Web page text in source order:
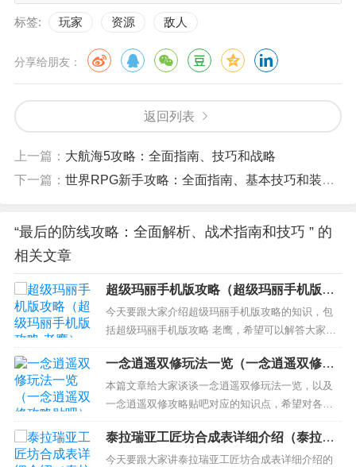
标签: 玩家 资源 敌人
分享给朋友：
返回列表
上一篇： 大航海5攻略：全面指南、技巧和战略
下一篇： 世界RPG新手攻略：全面指南、基本技巧和装备选择
“最后的防线攻略：全面解析、战术指南和技巧 ” 的
相关文章
超级玛丽手机版攻略（超级玛丽手机版攻
略 老鹰）
今天要跟大家介绍超级玛丽手机版攻略的知识，包
括超级玛丽手机版攻略 老鹰，希望可以解答大家现
在的问题！本文目录一览： 1、超级玛丽怎么玩?超
级马里奥关卡攻略 2、超级玛丽的4-4迷宫怎么过？
3、超级玛丽攻略_经典超级玛丽1-4关通关攻略 超级
玛丽怎么玩?超级马里奥关卡攻略 超级玛丽详细关
卡...
一念逍遥双修玩法一览（一念逍遥双修攻
略贴吧）
本篇文章给大家谈谈一念逍遥双修玩法一览，以及
一念逍遥双修攻略贴吧对应的知识点，希望对各位
有所帮助，不要忘了收藏本站喔。 本文目录一览：
1、一念逍遥如何双修 2、《一念逍遥》双修装备搭
配推荐 3、一念逍遥怎么双修 4、一念逍遥怎么让两
泰拉瑞亚工匠坊合成表详细介绍（泰拉瑞
亚工匠合成表大全）
今天要跟大家讲泰拉瑞亚工匠坊合成表详细介绍的